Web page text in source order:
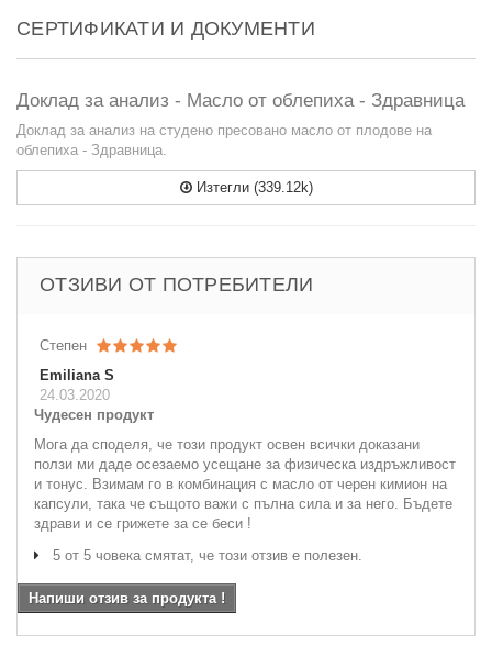
СЕРТИФИКАТИ И ДОКУМЕНТИ
Доклад за анализ - Масло от облепиха - Здравница
Доклад за анализ на студено пресовано масло от плодове на
облепиха - Здравница.
Изтегли (339.12k)
ОТЗИВИ ОТ ПОТРЕБИТЕЛИ
Степен
Emiliana S
24.03.2020
Чудесен продукт
Мога да споделя, че този продукт освен всички доказани
ползи ми даде осезаемо усещане за физическа издръжливост
и тонус. Взимам го в комбинация с масло от черен кимион на
капсули, така че същото важи с пълна сила и за него. Бъдете
здрави и се грижете за се беси !
5 от 5 човека смятат, че този отзив е полезен.
Напиши отзив за продукта !